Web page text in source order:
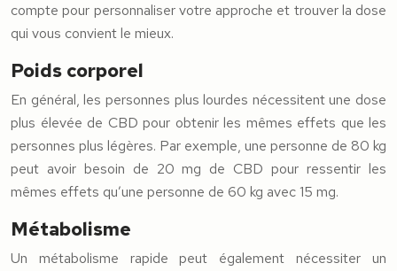
compte pour personnaliser votre approche et trouver la dose
qui vous convient le mieux.
Poids corporel
En général, les personnes plus lourdes nécessitent une dose
plus élevée de CBD pour obtenir les mêmes effets que les
personnes plus légères. Par exemple, une personne de 80 kg
peut avoir besoin de 20 mg de CBD pour ressentir les
mêmes effets qu’une personne de 60 kg avec 15 mg.
Métabolisme
Un métabolisme rapide peut également nécessiter un